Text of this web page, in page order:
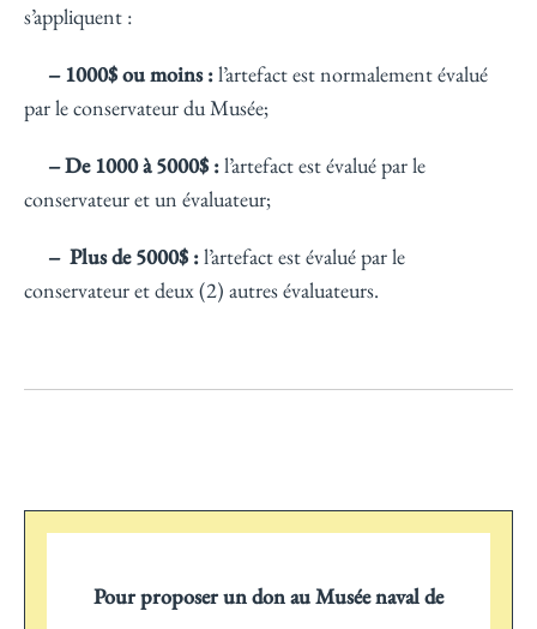
s’appliquent :
– 1000$ ou moins :l’artefact est normalement évalué
par le conservateur du Musée;
– De 1000 à 5000$ :l’artefact est évalué par le
conservateur et un évaluateur;
– Plus de 5000$ :l’artefact est évalué par le
conservateur et deux (2) autres évaluateurs.
Pour proposer un don au Musée naval de